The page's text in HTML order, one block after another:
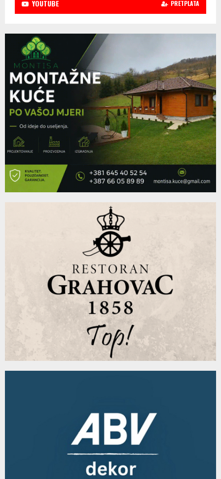
YOUTUBE PRETPLATA